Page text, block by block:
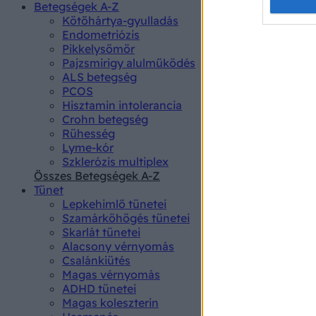
Betegségek A-Z
Kötőhártya-gyulladás
Endometriózis
Pikkelysömör
Pajzsmirigy alulműködés
ALS betegség
PCOS
Hisztamin intolerancia
Crohn betegség
Rühesség
Lyme-kór
Szklerózis multiplex
Összes Betegségek A-Z
Tünet
Lepkehimlő tünetei
Szamárköhögés tünetei
Skarlát tünetei
Alacsony vérnyomás
Csalánkiütés
Magas vérnyomás
ADHD tünetei
Magas koleszterin